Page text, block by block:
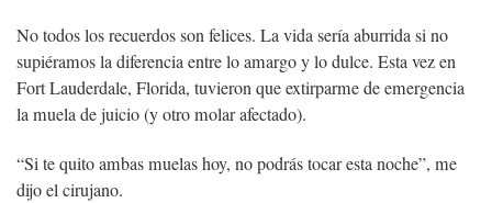
No todos los recuerdos son felices. La vida sería aburrida si no
supiéramos la diferencia entre lo amargo y lo dulce. Esta vez en
Fort Lauderdale, Florida, tuvieron que extirparme de emergencia
la muela de juicio (y otro molar afectado).
“Si te quito ambas muelas hoy, no podrás tocar esta noche”, me
dijo el cirujano.